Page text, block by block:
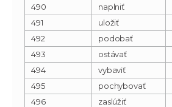
490
naplniť
491
uložiť
492
podobať
493
ostávať
494
vybaviť
495
pochybovať
496
zaslúžiť